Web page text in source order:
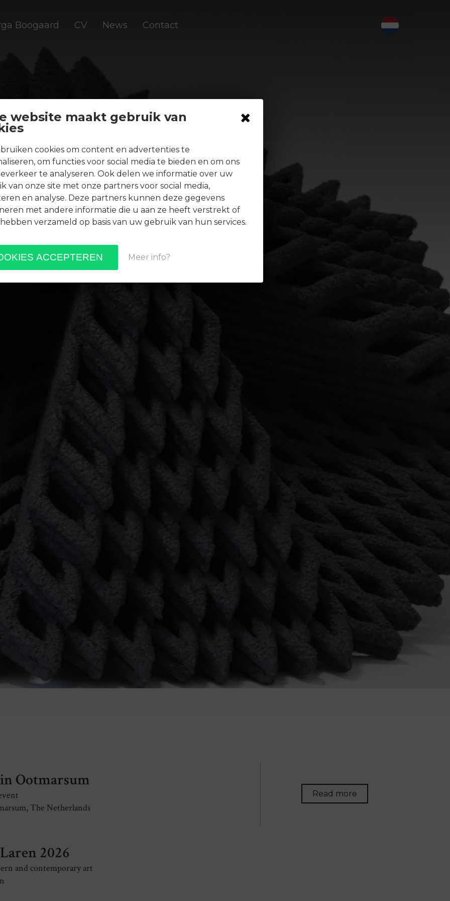
Boogaard CV News Contact
Ootmarsum
The Netherlands
Read more
2026
and contemporary art
website maakt gebruik van
cookies om content en advertenties te
om functies voor social media te bieden en om ons
te analyseren. Ook delen we informatie over uw
van onze site met onze partners voor social media,
en analyse. Deze partners kunnen deze gegevens
met andere informatie die u aan ze heeft verstrekt of
verzameld op basis van uw gebruik van hun services.
Meer info?